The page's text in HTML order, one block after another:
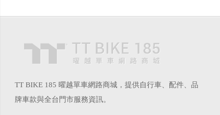
TT BIKE 185 曜越單車網路商城，提供自行車、配件、品
牌車款與全台門市服務資訊。